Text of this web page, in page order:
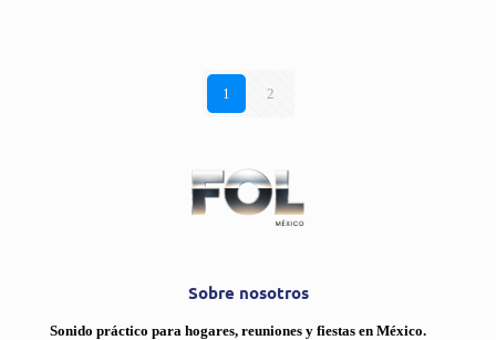
1 2
Sobre nosotros
Sonido práctico para hogares, reuniones y fiestas en México.